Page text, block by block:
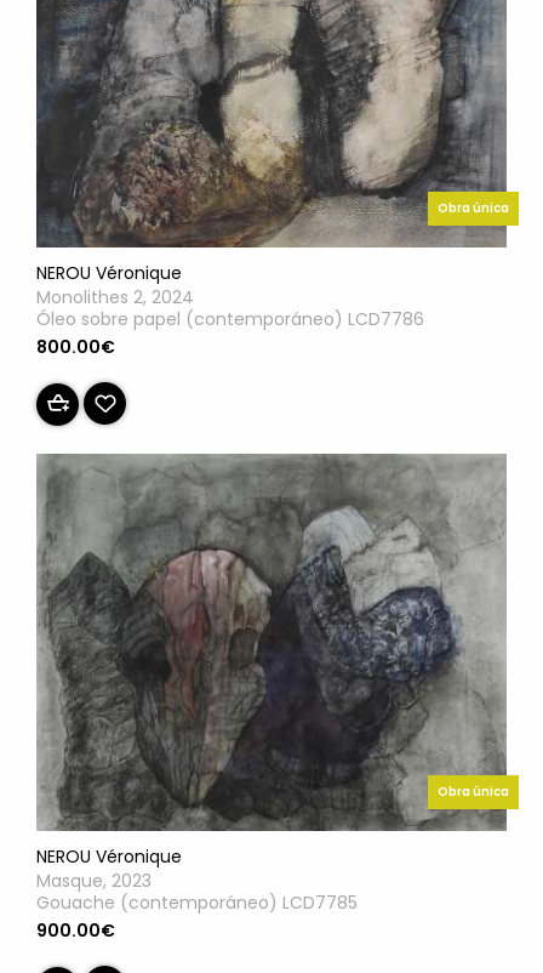
Obra única
NEROU Véronique
Monolithes 2, 2024
Óleo sobre papel (contemporáneo) LCD7786
800.00€
Obra única
NEROU Véronique
Masque, 2023
Gouache (contemporáneo) LCD7785
900.00€